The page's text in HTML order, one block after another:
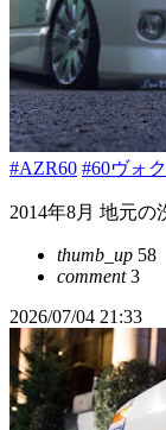
#AZR60 #60ヴォ
2014年8月 地元
thumb_up 58
comment3
2026/07/04 21:33